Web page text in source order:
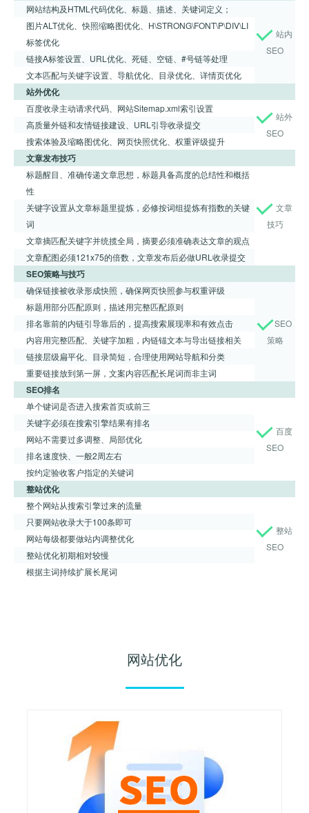
网站结构及HTML代码优化、标题、描述、关键词定义；
站内
SEO
图片ALT优化、快照缩略图优化、H\STRONG\FONT\P\DIV\LI
标签优化
链接A标签设置、URL优化、死链、空链、#号链等处理
文本匹配与关键字设置、导航优化、目录优化、详情页优化
站外优化
百度收录主动请求代码、网站Sitemap.xml索引设置
站外
SEO
高质量外链和友情链接建设、URL引导收录提交
搜索体验及缩略图优化、网页快照优化、权重评级提升
文章发布技巧
标题醒目、准确传递文章思想，标题具备高度的总结性和概括
性
文章
技巧
关键字设置从文章标题里提炼，必修按词组提炼有指数的关键
词
文章摘匹配关键字并统揽全局，摘要必须准确表达文章的观点
文章配图必须121x75的倍数，文章发布后必做URL收录提交
SEO策略与技巧
确保链接被收录形成快照，确保网页快照参与权重评级
SEO
策略
标题用部分匹配原则，描述用完整匹配原则
排名靠前的内链引导靠后的，提高搜索展现率和有效点击
内容用完整匹配、关键字加粗，内链锚文本与导出链接相关
链接层级扁平化、目录简短，合理使用网站导航和分类
重要链接放到第一屏，文案内容匹配长尾词而非主词
SEO排名
单个键词是否进入搜索首页或前三
百度
SEO
关键字必须在搜索引擎结果有排名
网站不需要过多调整、局部优化
排名速度快、一般2周左右
按约定验收客户指定的关键词
整站优化
整个网站从搜索引擎过来的流量
整站
SEO
只要网站收录大于100条即可
网站每级都要做站内调整优化
整站优化初期相对较慢
根据主词持续扩展长尾词
网站优化